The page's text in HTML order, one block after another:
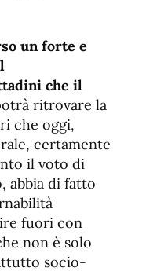
un forte e
che il
ritrovare la
che oggi,
certamente
il voto di
abbia di fatto
fuori con
non è solo
socio-